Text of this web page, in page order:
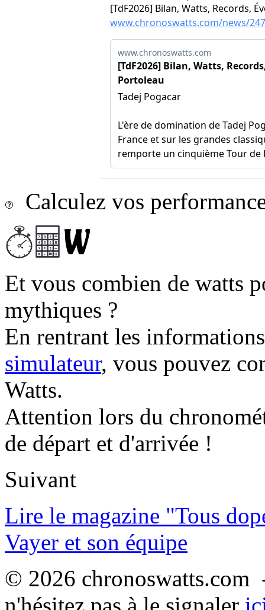
Calculez vos
Et vous combien de watts
mythiques ?
En rentrant les
simulateur, vous pouvez
Watts.
Attention lors du
de départ et d'arrivée !
Suivant
Lire le magazine "Tous
Vayer et son équipe
© 2026
n'hésitez pas à le signaler